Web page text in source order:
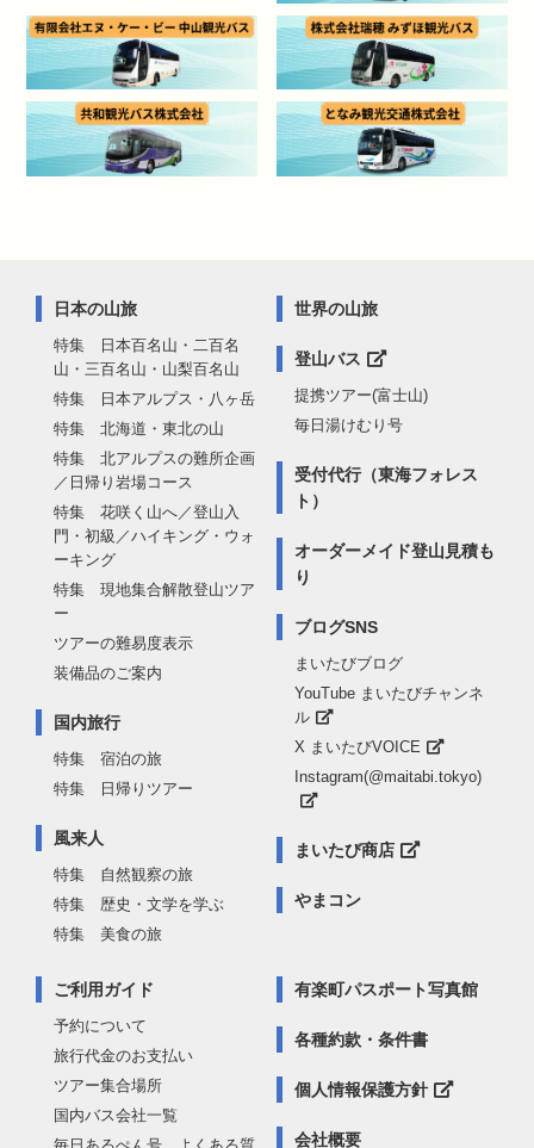
日本の山旅
特集 日本百名山・二百名
山・三百名山・山梨百名山
特集 日本アルプス・八ヶ岳
特集 北海道・東北の山
特集 北アルプスの難所企画
／日帰り岩場コース
特集 花咲く山へ／登山入
門・初級／ハイキング・ウォ
ーキング
特集 現地集合解散登山ツア
ー
ツアーの難易度表示
装備品のご案内
国内旅行
特集 宿泊の旅
特集 日帰りツアー
風来人
特集 自然観察の旅
特集 歴史・文学を学ぶ
特集 美食の旅
世界の山旅
登山バス
提携ツアー(富士山)
毎日湯けむり号
受付代行（東海フォレス
ト）
オーダーメイド登山見積も
り
ブログSNS
まいたびブログ
YouTube まいたびチャンネ
ル
X まいたびVOICE
Instagram(@maitabi.tokyo)
まいたび商店
やまコン
ご利用ガイド
予約について
旅行代金のお支払い
ツアー集合場所
国内バス会社一覧
有楽町パスポート写真館
各種約款・条件書
個人情報保護方針
会社概要